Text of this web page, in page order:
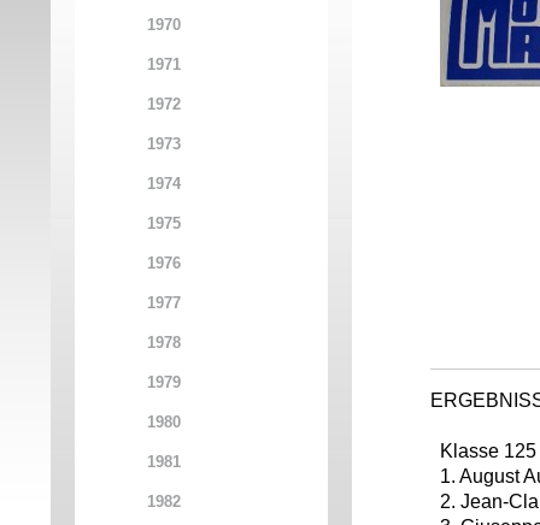
1970
1971
1972
1973
1974
1975
1976
1977
1978
1979
1980
1981
1982
Klasse
1. August
2. Jean-